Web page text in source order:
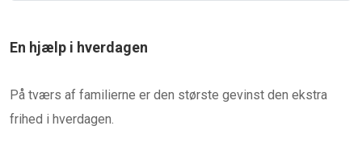
En hjælp i hverdagen
På tværs af familierne er den største gevinst den ekstra
frihed i hverdagen.